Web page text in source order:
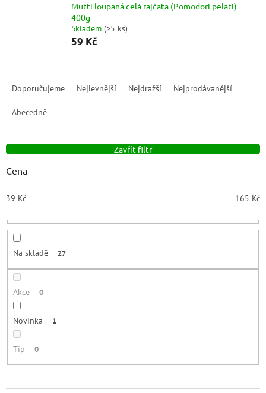
Mutti loupaná celá rajčata (Pomodori pelati)
400g
Skladem (>5 ks)
59 Kč
p
r
o
d
u
k
t
Doporučujeme Nejlevnější Nejdražší Nejprodávanější
Abecedně
Zavřít filtr
Cena
39 Kč 165 Kč
Na skladě 27
Akce 0
Novinka 1
Tip 0